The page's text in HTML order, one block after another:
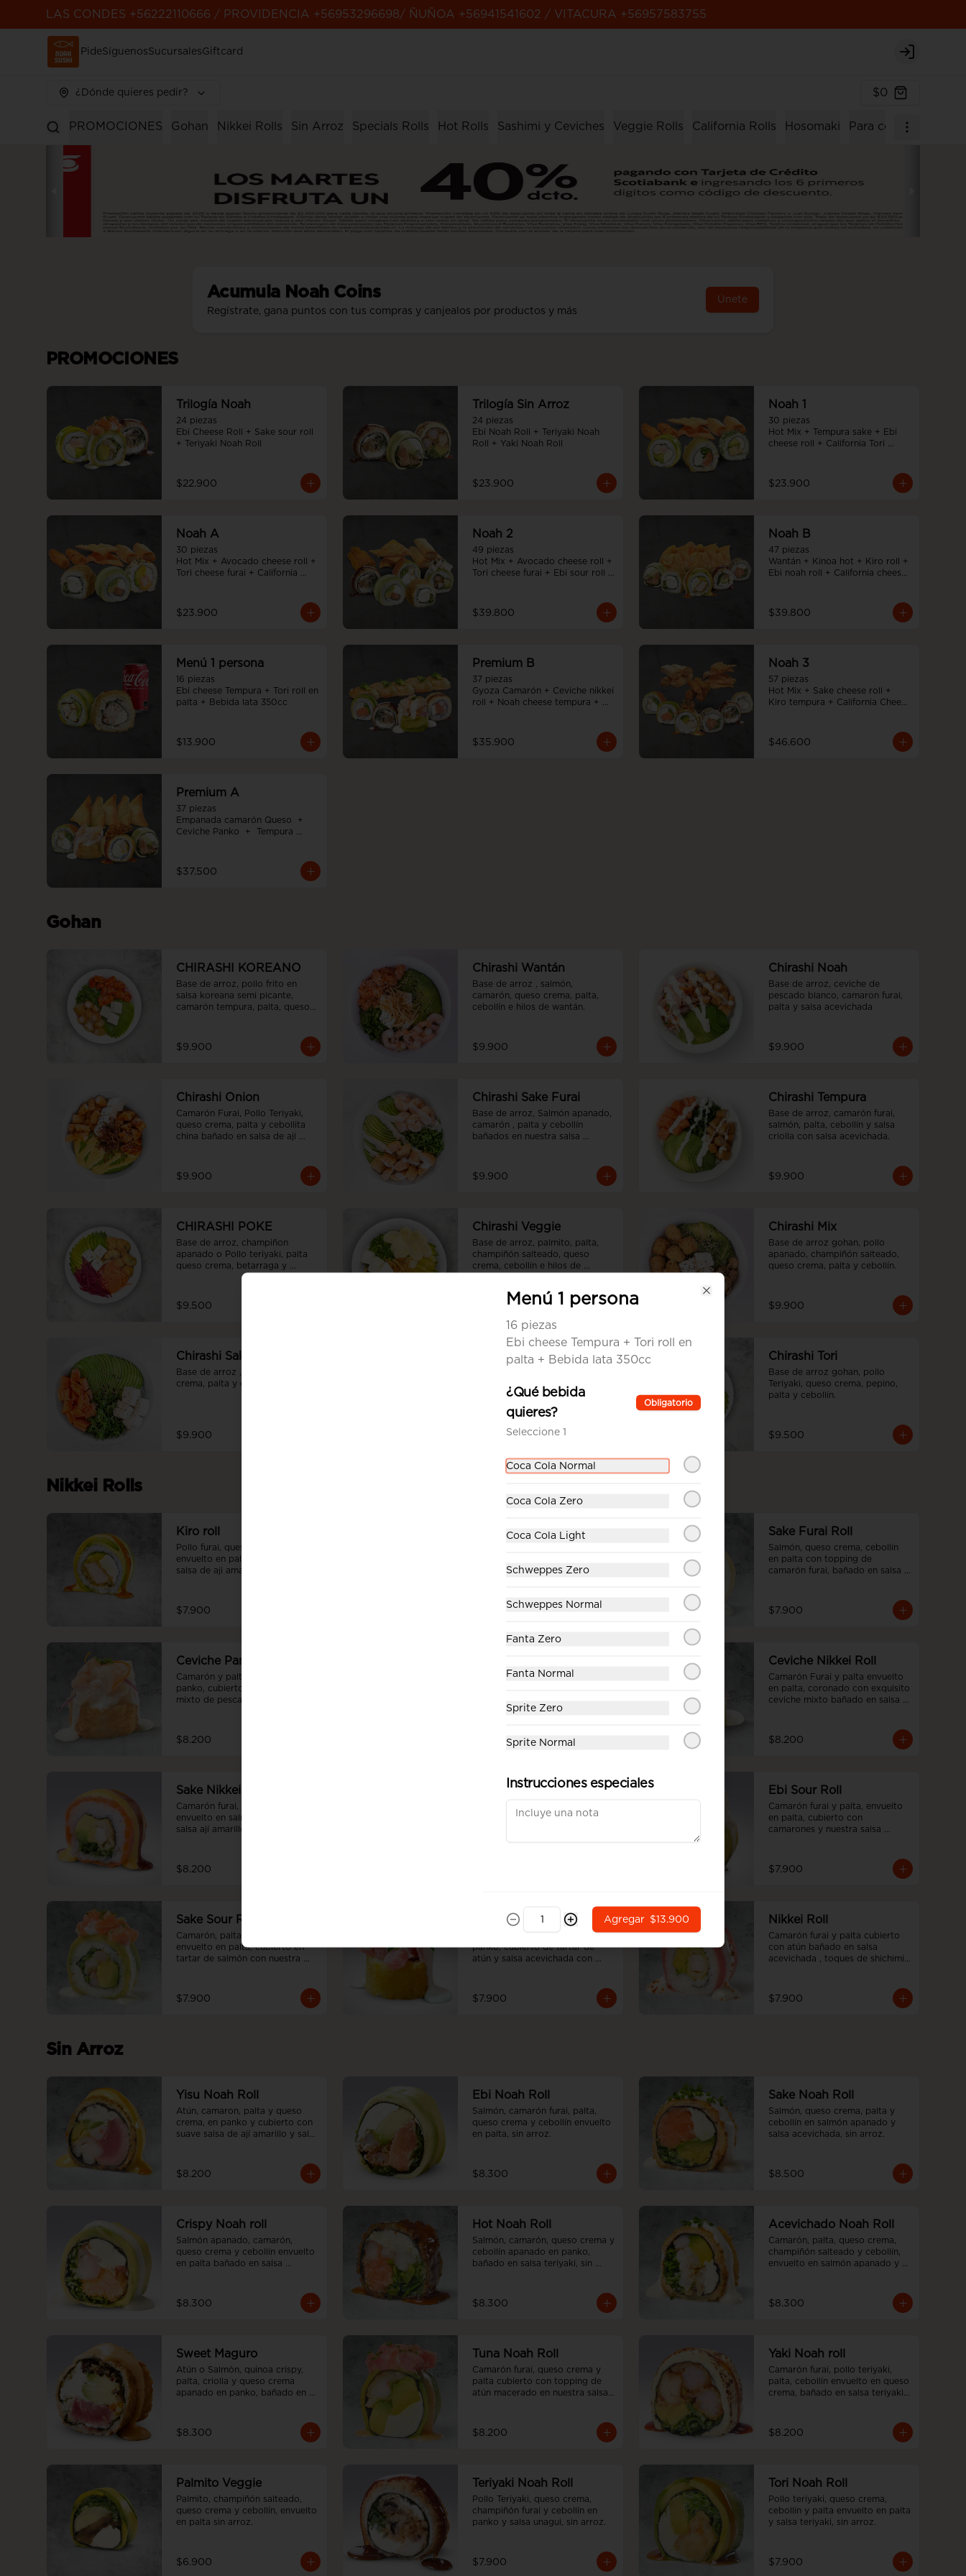
LAS CONDES +56222110666 / PROVIDENCIA +56953296698/ ÑUÑOA +56941541602 / VITACURA +56957583755
PideSíguenosSucursalesGiftcard
Login
¿Dónde quieres pedir? $0
PROMOCIONES Gohan Nikkei Rolls Sin Arroz Specials Rolls Hot Rolls Sashimi y Ceviches Veggie Rolls California Rolls Hosomaki Para compartir
Acumula Noah Coins
Regístrate, gana puntos con tus compras y canjealos por productos y más
Únete
PROMOCIONES
Trilogía Noah
24 piezas
Ebi Cheese Roll + Sake sour roll
+ Teriyaki Noah Roll
$22.900
Trilogía Sin Arroz
24 piezas
Ebi Noah Roll + Teriyaki Noah
Roll + Yaki Noah Roll
$23.900
Noah 1
30 piezas
Hot Mix + Tempura sake + Ebi
cheese roll + California Tori
$23.900
Noah A
30 piezas
Hot Mix + Avocado cheese roll +
Tori cheese furai + California
$23.900
Noah 2
49 piezas
Hot Mix + Avocado cheese roll +
Tori cheese furai + Ebi sour roll +
$39.800
Noah B
47 piezas
Wantán + Kinoa hot + Kiro roll +
Ebi noah roll + California cheese
$39.800
Menú 1 persona
16 piezas
Ebi cheese Tempura + Tori roll en
palta + Bebida lata 350cc
$13.900
Premium B
37 piezas
Gyoza Camarón + Ceviche nikkei
roll + Noah cheese tempura +
$35.900
Noah 3
57 piezas
Hot Mix + Sake cheese roll +
Kiro tempura + California Cheese
$46.600
Premium A
37 piezas
Empanada camarón Queso  +
Ceviche Panko  +  Tempura
$37.500
Gohan
CHIRASHI KOREANO
Base de arroz, pollo frito en
salsa koreana semi picante,
camarón tempura, palta, queso
$9.900
Chirashi Wantán
Base de arroz , salmón,
camarón, queso crema, palta,
cebollín e hilos de wantán.
$9.900
Chirashi Noah
Base de arroz, ceviche de
pescado blanco, camaron furai,
palta y salsa acevichada
$9.900
Chirashi Onion
Camarón Furai, Pollo Teriyaki,
queso crema, palta y cebollita
china bañado en salsa de ají
$9.900
Chirashi Sake Furai
Base de arroz, Salmón apanado,
camarón , palta y cebollín
bañados en nuestra salsa
$9.900
Chirashi Tempura
Base de arroz, camarón furai,
salmón, palta, cebollín y salsa
criolla con salsa acevichada.
$9.900
CHIRASHI POKE
Base de arroz, champiñon
apanado o Pollo teriyaki, palta
queso crema, betarraga y
$9.500
Chirashi Veggie
Base de arroz, palmito, palta,
champiñón salteado, queso
crema, cebollín e hilos de
$9.500
Chirashi Mix
Base de arroz gohan, pollo
apanado, champiñón salteado,
queso crema, palta y cebollín.
$9.900
Chirashi Sake
Base de arroz , salmón, queso
crema, palta y cebollín
$9.900
Chirashi Furai
cebollín.
$9.500
Chirashi Tori
Base de arroz gohan, pollo
Teriyaki, queso crema, pepino,
palta y cebollín.
$9.500
Nikkei Rolls
Kiro roll
Pollo furai, queso crema, palta,
envuelto en palta, bañado en
salsa de aji amarillo flameada y
$7.900
Sake panko
salmón, toques de masago y
$8.200
Sake Furai Roll
Salmón, queso crema, cebollín
en palta con topping de
camarón furai, bañado en salsa
$7.900
Ceviche Panko
Camarón y palta apanado en
panko, cubierto con ceviche
mixto de pescado blanco y
$8.200
Camarón furai y palta, envuelto
ciboulette.
Ceviche Nikkei Roll
Camarón Furai y palta envuelto
en palta, coronado con exquisito
ceviche mixto bañado en salsa
$8.200
Sake Nikkei
Camarón furai, palta y cebollín
envuelto en salmón sellado con
salsa ají amarillo y teriyaki.
$8.200
Olivo Roll
envuelto en palta y cubierto con
Ebi Sour Roll
Camarón furai y palta, envuelto
en palta, cubierto con
camarones y nuestra salsa
$7.900
Sake Sour Roll
Camarón, palta y ciboulette,
envuelto en palta, cubierto en
tartar de salmón con nuestra
$7.900
Tuna Panko
panko, cubierto de tartar de
atún y salsa acevichada con
$7.900
Nikkei Roll
Camarón furai y palta cubierto
con atún bañado en salsa
acevichada , toques de shichimi
$7.900
Sin Arroz
Yisu Noah Roll
Atún, camaron, palta y queso
crema, en panko y cubierto con
suave salsa de ají amarillo y salsa
$8.200
Ebi Noah Roll
Salmón, camarón furai, palta,
queso crema y cebollín envuelto
en palta, sin arroz.
$8.300
Sake Noah Roll
Salmón, queso crema, palta y
cebollín en salmón apanado y
salsa acevichada, sin arroz.
$8.500
Crispy Noah roll
Salmón apanado, camarón,
queso crema y cebollín envuelto
en palta bañado en salsa
$8.300
Hot Noah Roll
Salmón, camarón, queso crema y
cebollín apanado en panko,
bañado en salsa teriyaki, sin
$8.300
Acevichado Noah Roll
Camarón, palta, queso crema,
champiñón salteado y cebollín,
envuelto en salmón apanado y
$8.300
Sweet Maguro
Atún o Salmòn, quinoa crispy,
palta, criolla y queso crema
apanado en panko, bañado en
$8.300
Tuna Noah Roll
Camarón furai, queso crema y
palta cubierto con topping de
atún macerado en nuestra salsa
$8.200
Yaki Noah roll
Camarón furai, pollo teriyaki,
palta, cebollín envuelto en queso
crema, bañado en salsa teriyaki,
$8.200
Palmito Veggie
Palmito, champiñón salteado,
queso crema y cebollín, envuelto
en palta sin arroz.
$6.900
Teriyaki Noah Roll
Pollo Teriyaki, queso crema,
champiñón furai y cebollín en
panko y salsa unagui, sin arroz.
$7.900
Tori Noah Roll
Pollo teriyaki, queso crema,
cebollín y palta envuelto en palta
y salsa teriyaki, sin arroz.
$7.900
Menú 1 persona
16 piezas
Ebi cheese Tempura + Tori roll en
palta + Bebida lata 350cc
¿Qué bebida
quieres?
Obligatorio
Seleccione 1
Coca Cola Normal
Coca Cola Zero
Coca Cola Light
Schweppes Zero
Schweppes Normal
Fanta Zero
Fanta Normal
Sprite Zero
Sprite Normal
Instrucciones especiales
Agregar $13.900